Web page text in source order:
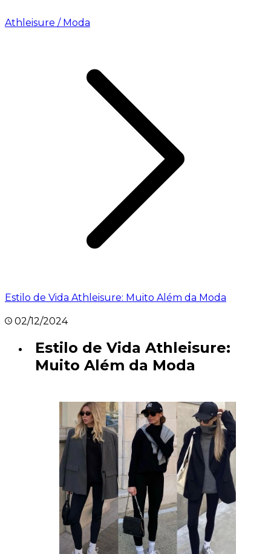
Athleisure / Moda
Estilo de Vida Athleisure: Muito Além da Moda
02/12/2024
Estilo de Vida Athleisure:
Muito Além da Moda